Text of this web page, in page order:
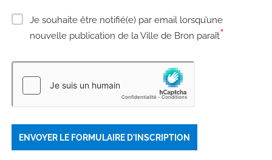
Je souhaite être notifié(e) par email lorsqu’une
nouvelle publication de la Ville de Bron paraît*
ENVOYER LE FORMULAIRE D'INSCRIPTION